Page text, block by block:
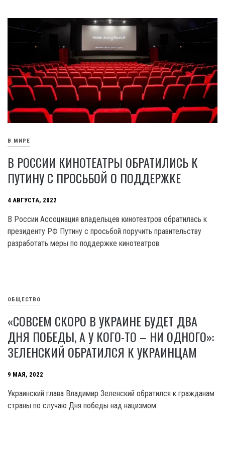
В МИРЕ
В РОССИИ КИНОТЕАТРЫ ОБРАТИЛИСЬ К
ПУТИНУ С ПРОСЬБОЙ О ПОДДЕРЖКЕ
4 АВГУСТА, 2022
В России Ассоциация владельцев кинотеатров обратилась к
президенту РФ Путину с просьбой поручить правительству
разработать меры по поддержке кинотеатров.
ОБЩЕСТВО
«СОВСЕМ СКОРО В УКРАИНЕ БУДЕТ ДВА
ДНЯ ПОБЕДЫ, А У КОГО-ТО – НИ ОДНОГО»:
ЗЕЛЕНСКИЙ ОБРАТИЛСЯ К УКРАИНЦАМ
9 МАЯ, 2022
Украинский глава Владимир Зеленский обратился к гражданам
страны по случаю Дня победы над нацизмом.